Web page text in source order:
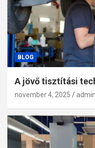
BLOG
A jövő tisztítási
november 4, 2025 admin